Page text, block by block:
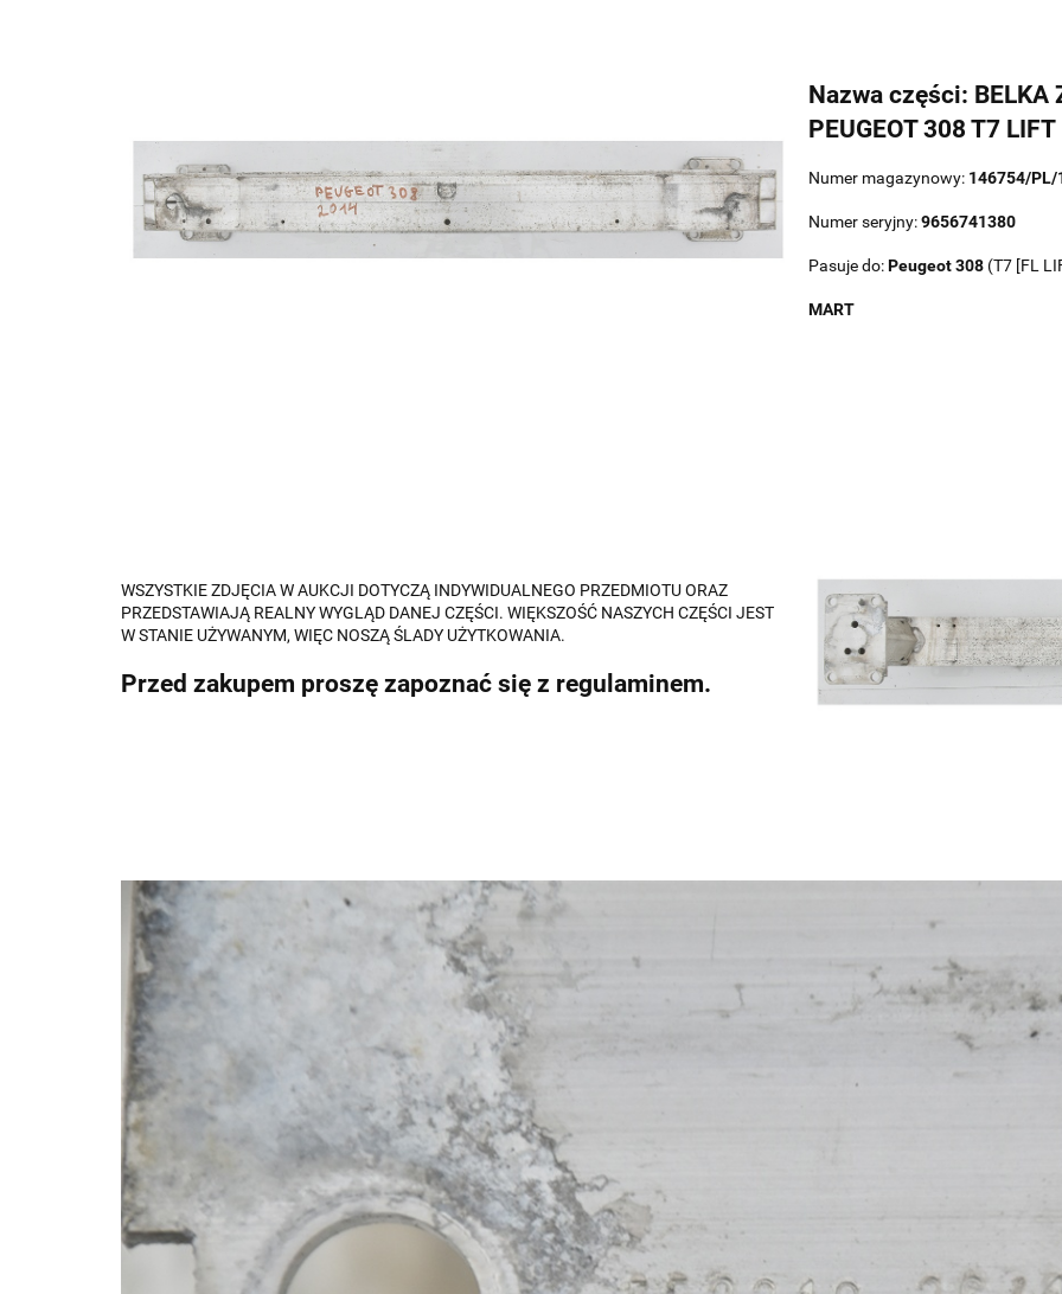
Nazwa części: BELKA
PEUGEOT 308 T7 LIFT
Numer magazynowy: 146754/PL/
Numer seryjny:9656741380
Pasuje do:Peugeot308 (T7 [FL
MART
WSZYSTKIE ZDJĘCIA W AUKCJI DOTYCZĄ INDYWIDUALNEGO PRZEDMIOTU ORAZ
PRZEDSTAWIAJĄ REALNY WYGLĄD DANEJ CZĘŚCI. WIĘKSZOŚĆ NASZYCH CZĘŚCI JEST
W STANIE UŻYWANYM, WIĘC NOSZĄ ŚLADY UŻYTKOWANIA.
Przed zakupem proszę zapoznać się z regulaminem.